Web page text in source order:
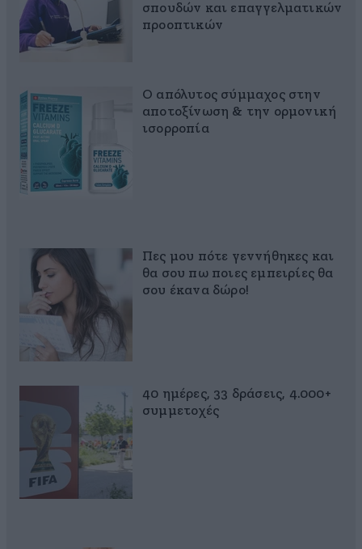
σπουδών και επαγγελματικών
προοπτικών
Ο απόλυτος σύμμαχος στην
αποτοξίνωση & την ορμονική
ισορροπία
Πες μου πότε γεννήθηκες και
θα σου πω ποιες εμπειρίες θα
σου έκανα δώρο!
40 ημέρες, 33 δράσεις, 4.000+
συμμετοχές